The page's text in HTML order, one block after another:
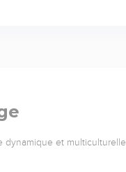
dynamique et